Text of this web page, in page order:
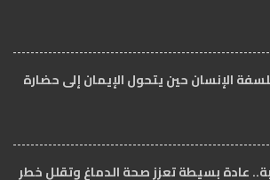
الإنسان حين يتحول الإيمان إلى حضارة
عادة بسيطة تعزز صحة الدماغ وتقلل خطر